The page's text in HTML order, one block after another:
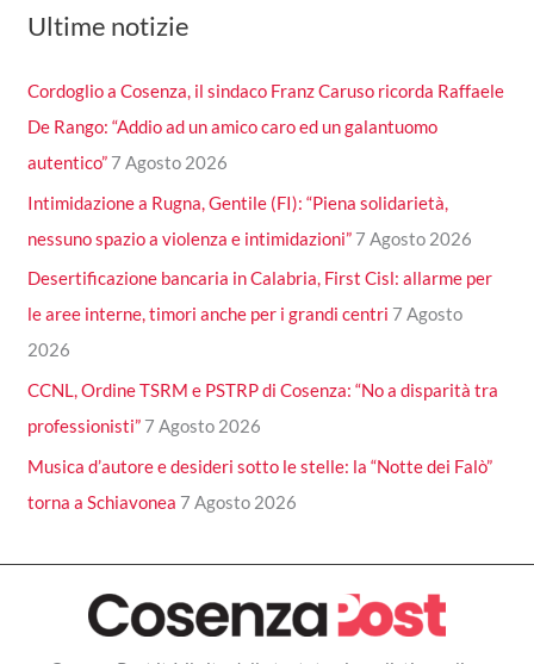
Ultime notizie
Cordoglio a Cosenza, il sindaco Franz Caruso ricorda Raffaele
De Rango: “Addio ad un amico caro ed un galantuomo
autentico” 7 Agosto 2026
Intimidazione a Rugna, Gentile (FI): “Piena solidarietà,
nessuno spazio a violenza e intimidazioni” 7 Agosto 2026
Desertificazione bancaria in Calabria, First Cisl: allarme per
le aree interne, timori anche per i grandi centri 7 Agosto
2026
CCNL, Ordine TSRM e PSTRP di Cosenza: “No a disparità tra
professionisti” 7 Agosto 2026
Musica d’autore e desideri sotto le stelle: la “Notte dei Falò”
torna a Schiavonea 7 Agosto 2026